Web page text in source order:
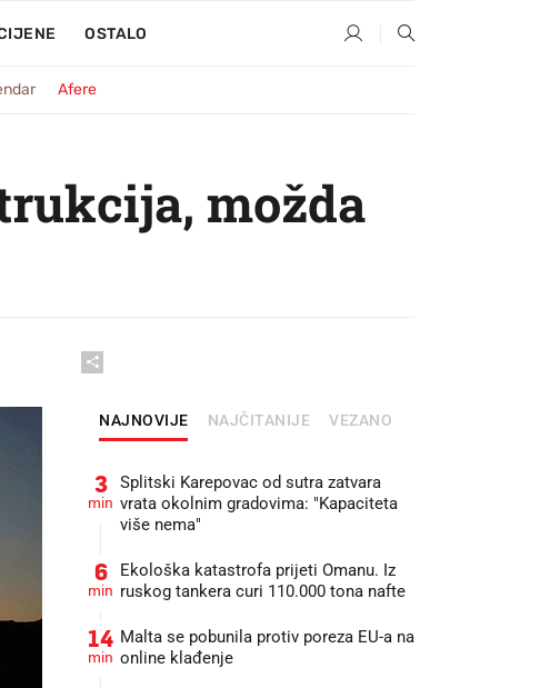
OSTALO
Afere
možda
NAJNOVIJE NAJČITANIJE VEZANO
3
min
Splitski Karepovac od sutra zatvara
vrata okolnim gradovima: "Kapaciteta
više nema"
6
min
Ekološka katastrofa prijeti Omanu. Iz
ruskog tankera curi 110.000 tona nafte
14
min
Malta se pobunila protiv poreza EU-a na
online klađenje